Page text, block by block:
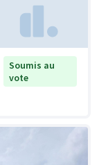
Soumis au
vote